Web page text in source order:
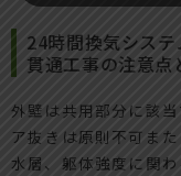
24時間換気シス
貫通工事の注意点
外壁は共用部分に該
ア抜きは原則不可ま
水層、躯体強度に関わ